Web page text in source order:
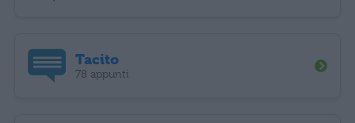
Tacito
78 appunti